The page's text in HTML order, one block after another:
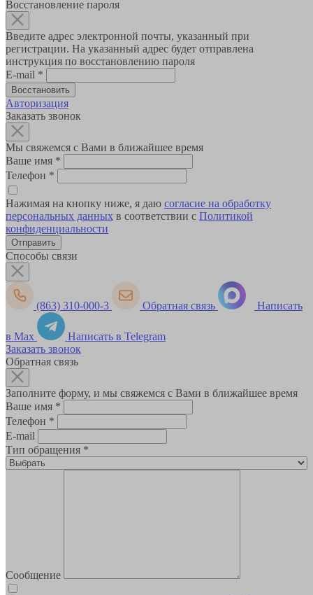
Восстановление пароля
Введите адрес электронной почты, указанный при
регистрации. На указанный адрес будет отправлена
инструкция по восстановлению пароля
E-mail *
Авторизация
Заказать звонок
Мы свяжемся с Вами в ближайшее время
Ваше имя *
Телефон *
Нажимая на кнопку ниже, я даю согласие на обработку
персональных данных в соответствии с Политикой
конфиденциальности
Способы связи
(863) 310-000-3 Обратная связь Написать
в Max
Написать в Telegram
Заказать звонок
Обратная связь
Заполните форму, и мы свяжемся с Вами в ближайшее время
Ваше имя *
Телефон *
E-mail
Тип обращения *
Сообщение